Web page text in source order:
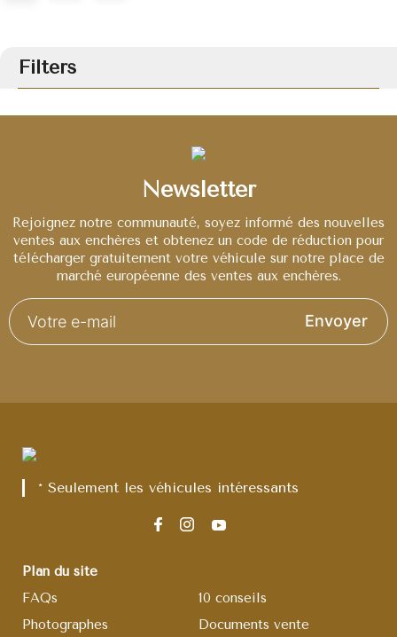
Filters
Newsletter
Rejoignez notre communauté, soyez informé des nouvelles
ventes aux enchères et obtenez un code de réduction pour
télécharger gratuitement votre véhicule sur notre place de
marché européenne des ventes aux enchères.
Envoyer
* Seulement les véhicules intéressants
Plan du site
FAQs
10 conseils
Photographes
Documents vente